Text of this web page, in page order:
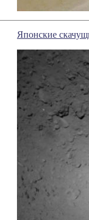
Японские